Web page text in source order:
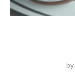
by